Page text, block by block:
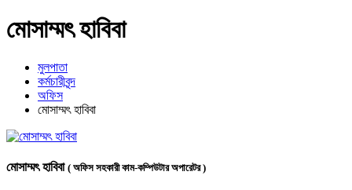
মোসাম্মৎ হাবিবা
মুলপাতা
কর্মচারীবৃন্দ
অফিস
মোসাম্মৎ হাবিবা
মোসাম্মৎ হাবিবা ( অফিস সহকারী কাম-কম্পিউটার অপারেটর )